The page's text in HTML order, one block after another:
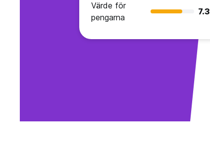
Värde för
pengarna
7.3